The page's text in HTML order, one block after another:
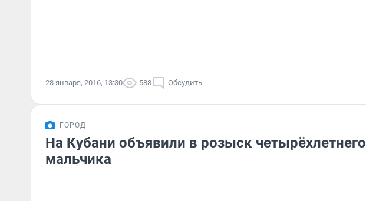
28 января, 2016, 13:30 588 Обсудить
ГОРОД
На Кубани объявили в розыск четырёхлетнего
мальчика